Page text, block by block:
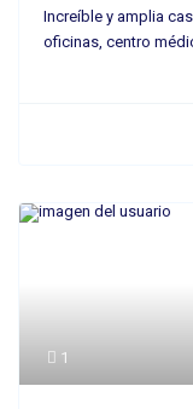
Increíble y amplia
oficinas, centro
1